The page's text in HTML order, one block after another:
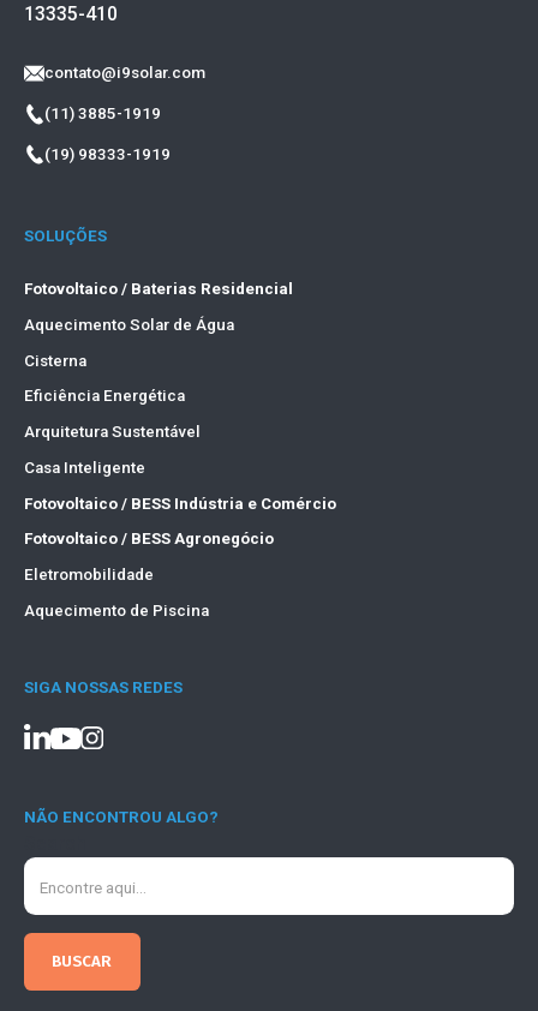
13335-410
contato@i9solar.com
(11) 3885-1919
(19) 98333-1919
SOLUÇÕES
Fotovoltaico / Baterias Residencial
Aquecimento Solar de Água
Cisterna
Eficiência Energética
Arquitetura Sustentável
Casa Inteligente
Fotovoltaico / BESS Indústria e Comércio
Fotovoltaico / BESS Agronegócio
Eletromobilidade
Aquecimento de Piscina
SIGA NOSSAS REDES
NÃO ENCONTROU ALGO?